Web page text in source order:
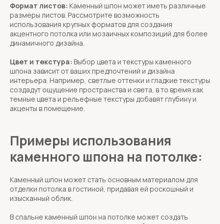
Формат листов: Каменный шпон может иметь различные
размеры листов. Рассмотрите возможность
использования крупных форматов для создания
акцентного потолка или мозаичных композиций для более
динамичного дизайна.
Цвет и текстура: Выбор цвета и текстуры каменного
шпона зависит от ваших предпочтений и дизайна
интерьера. Например, светлые оттенки и гладкие текстуры
создадут ощущение пространства и света, в то время как
темные цвета и рельефные текстуры добавят глубину и
акценты в помещение.
Примеры использования
каменного шпона на потолке:
Каменный шпон может стать основным материалом для
отделки потолка в гостиной, придавая ей роскошный и
изысканный облик.
В спальне каменный шпон на потолке может создать